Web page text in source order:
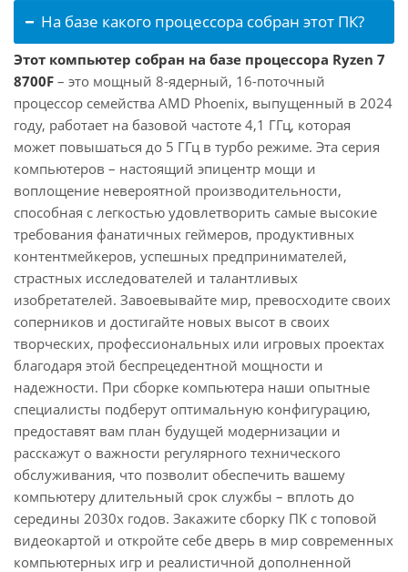
На базе какого процессора собран этот ПК?
Этот компьютер собран на базе процессора Ryzen 7
8700F – это мощный 8-ядерный, 16-поточный
процессор семейства AMD Phoenix, выпущенный в 2024
году, работает на базовой частоте 4,1 ГГц, которая
может повышаться до 5 ГГц в турбо режиме. Эта серия
компьютеров – настоящий эпицентр мощи и
воплощение невероятной производительности,
способная с легкостью удовлетворить самые высокие
требования фанатичных геймеров, продуктивных
контентмейкеров, успешных предпринимателей,
страстных исследователей и талантливых
изобретателей. Завоевывайте мир, превосходите своих
соперников и достигайте новых высот в своих
творческих, профессиональных или игровых проектах
благодаря этой беспрецедентной мощности и
надежности. При сборке компьютера наши опытные
специалисты подберут оптимальную конфигурацию,
предоставят вам план будущей модернизации и
расскажут о важности регулярного технического
обслуживания, что позволит обеспечить вашему
компьютеру длительный срок службы – вплоть до
середины 2030х годов. Закажите сборку ПК с топовой
видеокартой и откройте себе дверь в мир современных
компьютерных игр и реалистичной дополненной